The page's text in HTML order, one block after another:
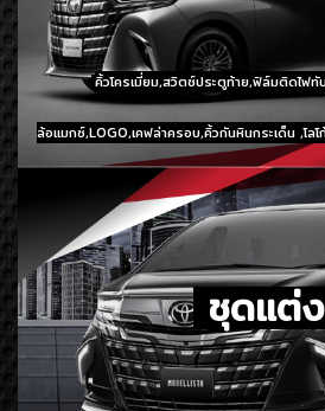
คิ้วโครเมี่ยม,สวิตซ์ประตูท้าย,ฟิล์มติดไฟทั
ล้อแมกซ์,LOGO,เคฟล่าครอบ,คิ้วกันหินกระเด็น ,โ
ชุดแต่ง